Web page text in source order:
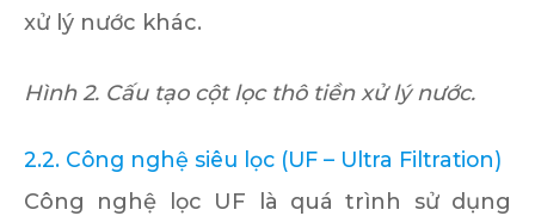
xử lý nước khác.
Hình 2. Cấu tạo cột lọc thô tiền xử lý nước.
2.2. Công nghệ siêu lọc (UF – Ultra Filtration)
Công nghệ lọc UF là quá trình sử dụng